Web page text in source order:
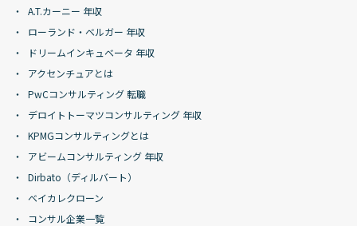
A.T.カーニー 年収
ローランド・ベルガー 年収
ドリームインキュベータ 年収
アクセンチュアとは
PwCコンサルティング 転職
デロイトトーマツコンサルティング 年収
KPMGコンサルティングとは
アビームコンサルティング 年収
Dirbato（ディルバート）
ベイカレクローン
コンサル企業一覧